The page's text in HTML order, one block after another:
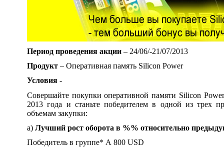
Период проведения акции – 24/06/-21/07/2013
Продукт – Оперативная память Silicon Power
Условия -
Совершайте покупки оперативной памяти Silicon
2013 года и станьте победителем в одной из трех
объемам закупки:
a) Лучший рост оборота в %% относительно
Победитель в группе* А 800 USD